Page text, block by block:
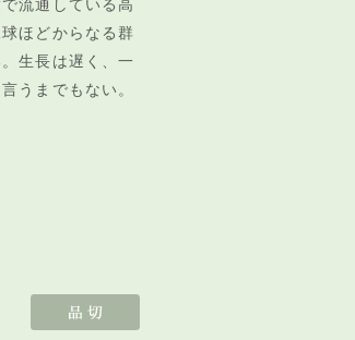
流通している高
ほどからなる群
生長は遅く、一
うまでもない。